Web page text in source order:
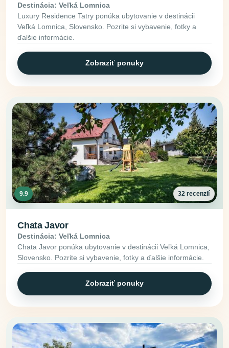
Destinácia: Veľká Lomnica
Luxury Residence Tatry ponúka ubytovanie v destinácii
Veľká Lomnica, Slovensko. Pozrite si vybavenie, fotky a
ďalšie informácie.
Zobraziť ponuky
9.9 32 recenzií
Chata Javor
Destinácia: Veľká Lomnica
Chata Javor ponúka ubytovanie v destinácii Veľká Lomnica,
Slovensko. Pozrite si vybavenie, fotky a ďalšie informácie.
Zobraziť ponuky